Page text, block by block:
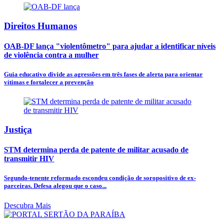
Direitos Humanos
OAB-DF lança "violentômetro" para ajudar a identificar níveis
de violência contra a mulher
Guia educativo divide as agressões em três fases de alerta para orientar
vítimas e fortalecer a prevenção
Justiça
STM determina perda de patente de militar acusado de
transmitir HIV
Segundo-tenente reformado escondeu condição de soropositivo de ex-
parceiras. Defesa alegou que o caso...
Descubra Mais